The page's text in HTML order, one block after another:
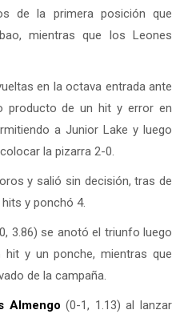
de la primera posición que
mientras que los Leones
en la octava entrada ante
producto de un hit y error en
a Junior Lake y luego
la pizarra 2-0.
y salió sin decisión, tras de
y ponchó 4.
3.86) se anotó el triunfo luego
y un ponche, mientras que
de la campaña.
Almengo (0-1, 1.13) al lanzar